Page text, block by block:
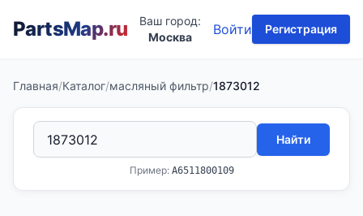
PartsMap.ru
Ваш город:
Москва
Войти Регистрация
Главная/Каталог/масляный фильтр/1873012
Найти
Пример: A6511800109